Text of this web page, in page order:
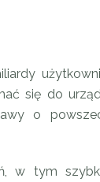
się do
o
w tym